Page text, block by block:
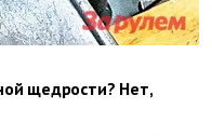
щедрости? Нет,